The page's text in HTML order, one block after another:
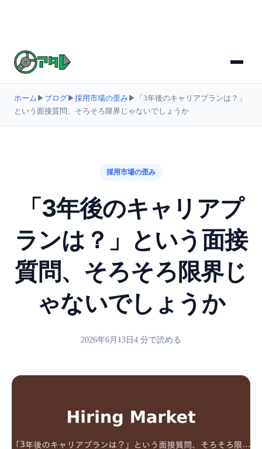
ホーム ▶ ブログ▶採用市場の歪み▶ 「3年後のキャリアプランは？」
という面接質問、そろそろ限界じゃないでしょうか
採用市場の歪み
「3年後のキャリアプ
ランは？」という面接
質問、そろそろ限界じ
ゃないでしょうか
2026年6月13日 4 分で読める